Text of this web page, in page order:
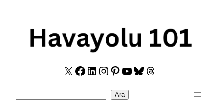
X Facebook
LinkedIn
Instagram
Pinterest
YouTube
Bluesky
Threads
Ara